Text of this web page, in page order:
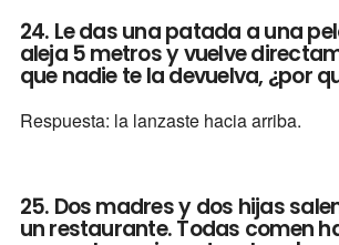
24. Le das una patada a una
aleja 5 metros y vuelve
que nadie te la devuelva, ¿por
Respuesta: la lanzaste hacia arriba.
25. Dos madres y dos hijas
un restaurante. Todas comen